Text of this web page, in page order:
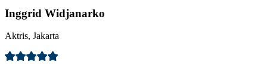
Inggrid Widjanarko
Aktris, Jakarta